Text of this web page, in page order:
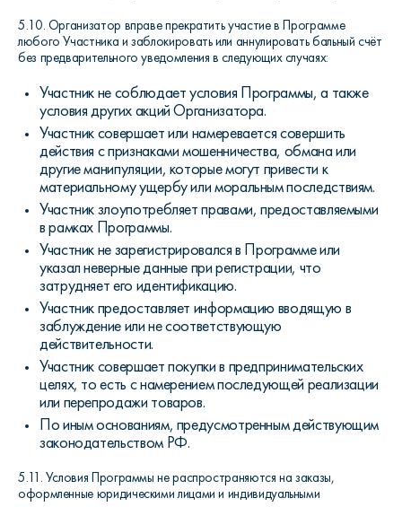
5.10. Организатор вправе прекратить участие в Программе
любого Участника и заблокировать или аннулировать бальный счёт
без предварительного уведомления в следующих случаях:
Участник не соблюдает условия Программы, а также
условия других акций Организатора.
Участник совершает или намеревается совершить
действия с признаками мошенничества, обмана или
другие манипуляции, которые могут привести к
материальному ущербу или моральным последствиям.
Участник злоупотребляет правами, предоставляемыми
в рамках Программы.
Участник не зарегистрировался в Программе или
указал неверные данные при регистрации, что
затрудняет его идентификацию.
Участник предоставляет информацию вводящую в
заблуждение или не соответствующую
действительности.
Участник совершает покупки в предпринимательских
целях, то есть с намерением последующей реализации
или перепродажи товаров.
По иным основаниям, предусмотренным действующим
законодательством РФ.
5.11. Условия Программы не распространяются на заказы,
оформленные юридическими лицами и индивидуальными